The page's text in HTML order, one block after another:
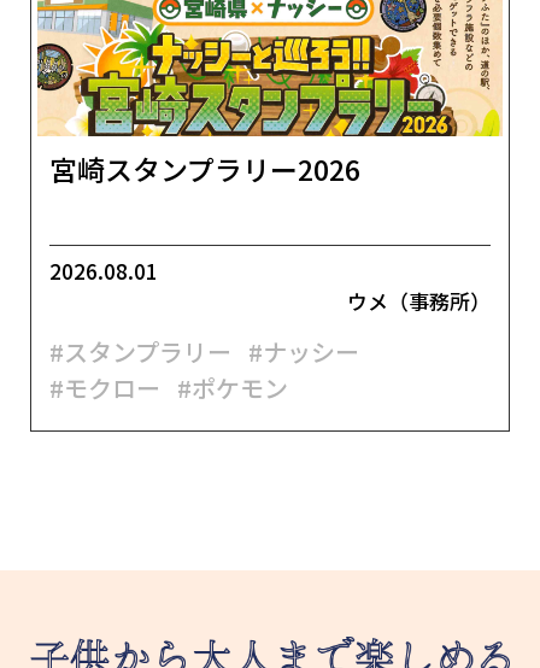
宮崎スタンプラリー2026
2026.08.01
ウメ（事務所）
#スタンプラリー #ナッシー
#モクロー #ポケモン